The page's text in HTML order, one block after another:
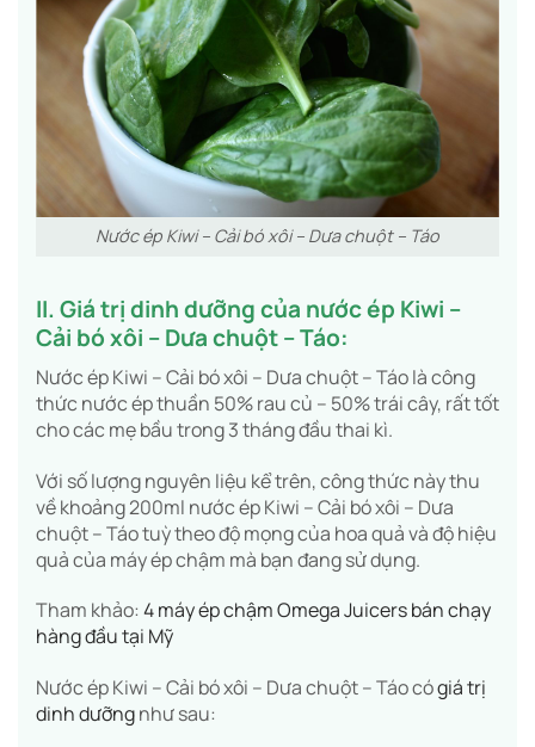
Nước ép Kiwi – Cải bó xôi – Dưa chuột – Táo
II. Giá trị dinh dưỡng của nước ép Kiwi –
Cải bó xôi – Dưa chuột – Táo:
Nước ép Kiwi – Cải bó xôi – Dưa chuột – Táo là công
thức nước ép thuần 50% rau củ – 50% trái cây, rất tốt
cho các mẹ bầu trong 3 tháng đầu thai kì.
Với số lượng nguyên liệu kể trên, công thức này thu
về khoảng 200ml nước ép Kiwi – Cải bó xôi – Dưa
chuột – Táo tuỳ theo độ mọng của hoa quả và độ hiệu
quả của máy ép chậm mà bạn đang sử dụng.
Tham khảo: 4 máy ép chậm Omega Juicers bán chạy
hàng đầu tại Mỹ
Nước ép Kiwi – Cải bó xôi – Dưa chuột – Táo cógiá trị
dinh dưỡngnhư sau: